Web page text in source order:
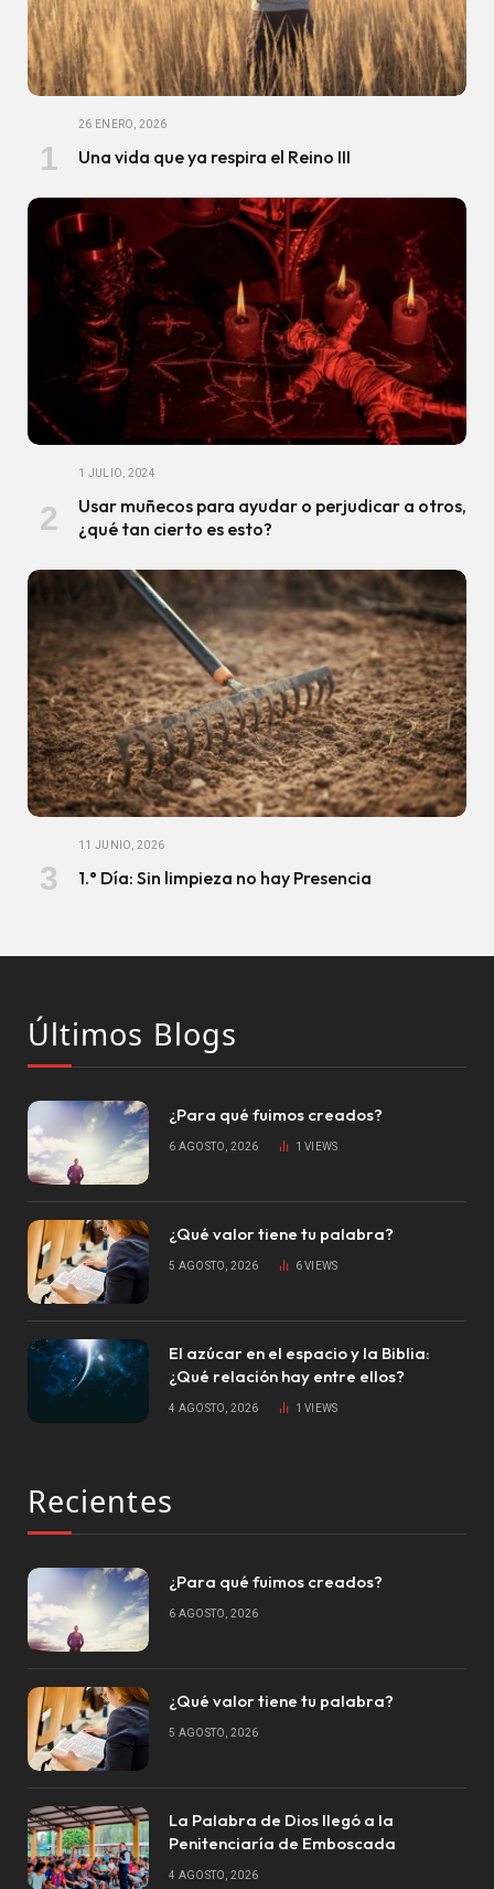
26 ENERO, 2026
Una vida que ya respira el Reino III
1 JULIO, 2024
Usar muñecos para ayudar o perjudicar a otros,
¿qué tan cierto es esto?
11 JUNIO, 2026
1.° Día: Sin limpieza no hay Presencia
Últimos Blogs
¿Para qué fuimos creados?
6 AGOSTO, 2026 1VIEWS
¿Qué valor tiene tu palabra?
5 AGOSTO, 2026 6VIEWS
El azúcar en el espacio y la Biblia:
¿Qué relación hay entre ellos?
4 AGOSTO, 2026 1VIEWS
Recientes
¿Para qué fuimos creados?
6 AGOSTO, 2026
¿Qué valor tiene tu palabra?
5 AGOSTO, 2026
La Palabra de Dios llegó a la
Penitenciaría de Emboscada
4 AGOSTO, 2026